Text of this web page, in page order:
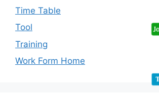
Time Table
Tool
Training
Work Form Home